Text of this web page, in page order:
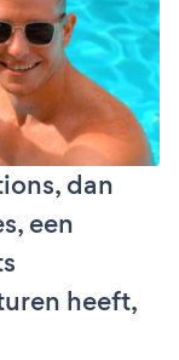
dan
een
heeft,